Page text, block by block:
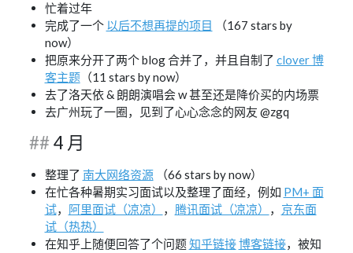
忙着过年
完成了一个 以后不想再提的项目 （167 stars by
now）
把原来分开了两个 blog 合并了，并且自制了 clover 博
客主题（11 stars by now）
去了洛天依 & 朗朗演唱会 w 甚至还是降价买的内场票
去广州玩了一圈，见到了心心念念的网友 @zgq
4 月
整理了 南大网络资源（66 stars by now）
在忙各种暑期实习面试以及整理了面经，例如 PM+ 面
试， 阿里面试（凉凉） ， 腾讯面试（凉凉） ， 京东面
试（热热）
在知乎上随便回答了个问题知乎链接博客链接，被知